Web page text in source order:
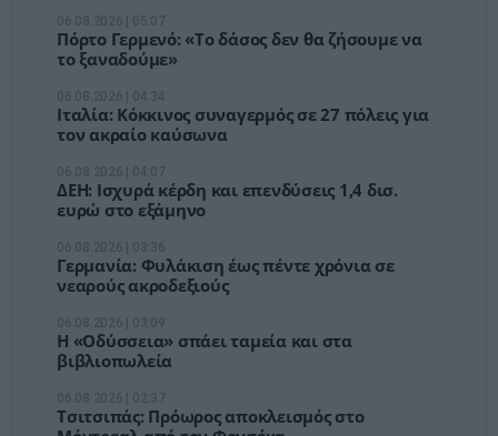
Πόρτο Γερμενό: «Το δάσος δεν θα ζήσουμε να
το ξαναδούμε»
Ιταλία: Κόκκινος συναγερμός σε 27 πόλεις για
τον ακραίο καύσωνα
ΔΕΗ: Ισχυρά κέρδη και επενδύσεις 1,4 δισ.
ευρώ στο εξάμηνο
Γερμανία: Φυλάκιση έως πέντε χρόνια σε
νεαρούς ακροδεξιούς
Η «Οδύσσεια» σπάει ταμεία και στα
βιβλιοπωλεία
Τσιτσιπάς: Πρόωρος αποκλεισμός στο